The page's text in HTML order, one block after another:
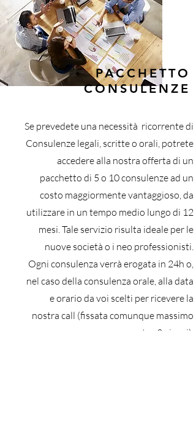
PACCHETTO
CONSULENZE
Se prevedete una necessità ricorrente di
Consulenze legali, scritte o orali, potrete
accedere alla nostra offerta di un
pacchetto di 5 o 10 consulenze ad un
costo maggiormente vantaggioso, da
utilizzare in un tempo medio lungo di 12
mesi. Tale servizio risulta ideale per le
nuove società o i neo professionisti.
Ogni consulenza verrà erogata in 24h o,
nel caso della consulenza orale, alla data
e orario da voi scelti per ricevere la
nostra call (fissata comunque massimo
entro 3 giorni).